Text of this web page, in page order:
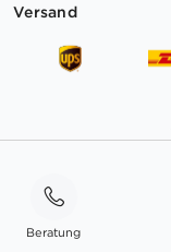
Versand
Beratung